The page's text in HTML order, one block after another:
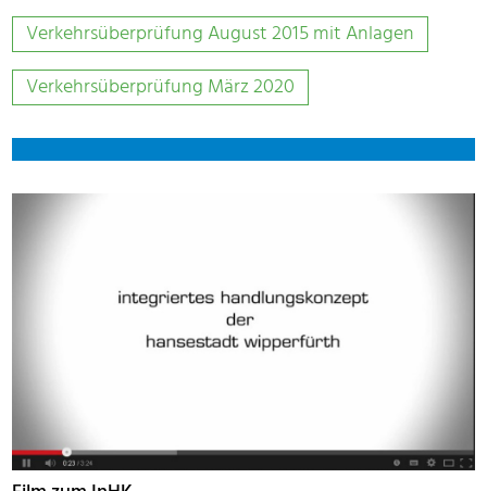
Verkehrsüberprüfung August 2015 mit Anlagen
Verkehrsüberprüfung März 2020